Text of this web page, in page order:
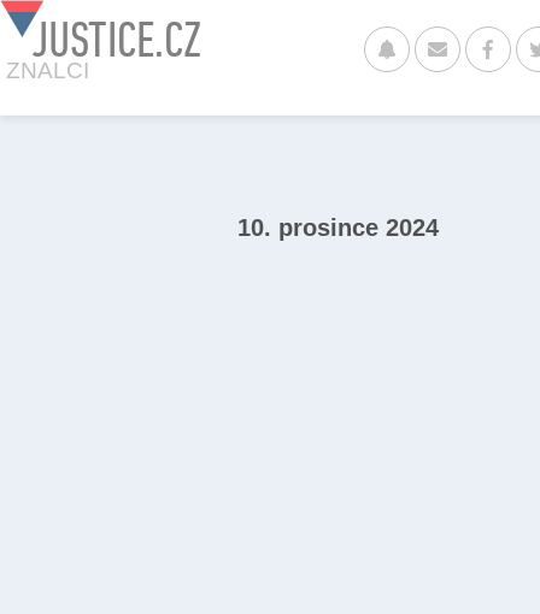
JUSTICE.CZ
ZNALCI
10. prosince 2024